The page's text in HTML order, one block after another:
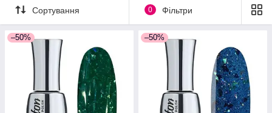
Сортування 0 Фільтри
–50% –50%